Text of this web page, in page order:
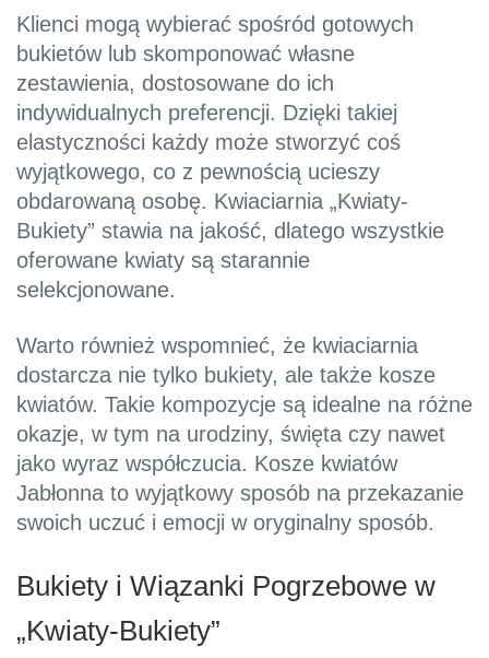
Klienci mogą wybierać spośród gotowych
bukietów lub skomponować własne
zestawienia, dostosowane do ich
indywidualnych preferencji. Dzięki takiej
elastyczności każdy może stworzyć coś
wyjątkowego, co z pewnością ucieszy
obdarowaną osobę. Kwiaciarnia „Kwiaty-
Bukiety” stawia na jakość, dlatego wszystkie
oferowane kwiaty są starannie
selekcjonowane.
Warto również wspomnieć, że kwiaciarnia
dostarcza nie tylko bukiety, ale także kosze
kwiatów. Takie kompozycje są idealne na różne
okazje, w tym na urodziny, święta czy nawet
jako wyraz współczucia. Kosze kwiatów
Jabłonna to wyjątkowy sposób na przekazanie
swoich uczuć i emocji w oryginalny sposób.
Bukiety i Wiązanki Pogrzebowe w
„Kwiaty-Bukiety”